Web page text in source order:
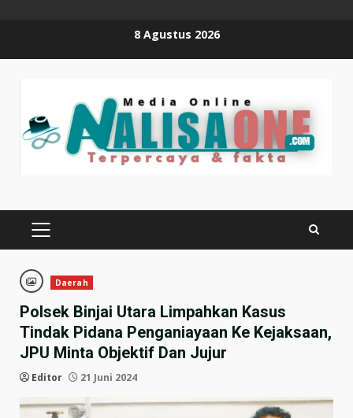
8 Agustus 2026
PRIMARY
Daerah
Polsek Binjai Utara Limpahkan Kasus
Tindak Pidana Penganiayaan Ke Kejaksaan,
JPU Minta Objektif Dan Jujur
Editor 21 Juni 2024